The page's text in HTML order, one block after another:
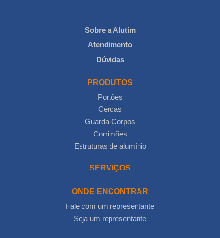
Sobre a Alutim
Atendimento
Dúvidas
PRODUTOS
Portões
Cercas
Guarda-Corpos
Corrimões
Estruturas de alumínio
SERVIÇOS
ONDE ENCONTRAR
Fale com um representante
Seja um representante